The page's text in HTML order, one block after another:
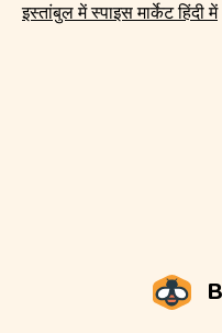
इस्तांबुल में स्पाइस मार्केट हिंदी में